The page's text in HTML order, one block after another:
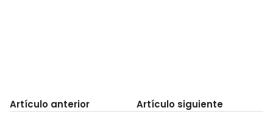
Artículo anterior Artículo siguiente